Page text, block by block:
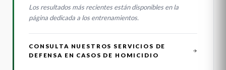
Los resultados más recientes están disponibles en la
página dedicada a los entrenamientos.
CONSULTA NUESTROS SERVICIOS DE
DEFENSA EN CASOS DE HOMICIDIO